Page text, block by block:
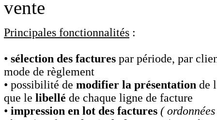
Principales fonctionnalités :
• sélection des factures par période, par
mode de règlement
• possibilité de modifier la présentation de
que le libellé de chaque ligne de facture
• impression en lot des factures (